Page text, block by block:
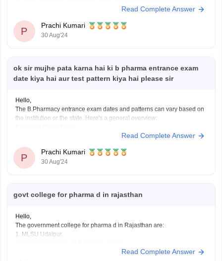
dates available. For example, NEET is scheduled for May 5, 2024.
Read Complete Answer
P
Prachi Kumari
30 Aug'24
ok sir mujhe pata karna hai ki b pharma entrance exam
date kiya hai aur test pattern kiya hai please sir
Hello,
The B.Pharmacy entrance exam dates and patterns can vary based on
the institution or the state. Here's a general overview:
- National Level Exams: For national-level exams like GPAT (Graduate
official website of the National
Read Complete Answer
P
Prachi Kumari
30 Aug'24
govt college for pharma d in rajasthan
Hello,
The government college for pharma d in Rajasthan are:
1. MLSU Udaipur
3. Rajasthan University of Health Sciences, JaipurRead Complete Answer